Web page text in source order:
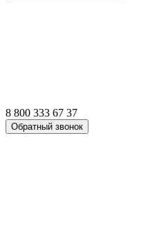
8 800 333 67 37
Обратный звонок